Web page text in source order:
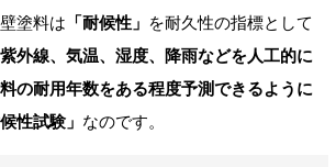
塗料は 「耐候性」 を耐久性の指標として
紫外線、気温、湿度、降雨などを人工的に
の耐用年数をある程度予測できるように
性試験」 なのです。